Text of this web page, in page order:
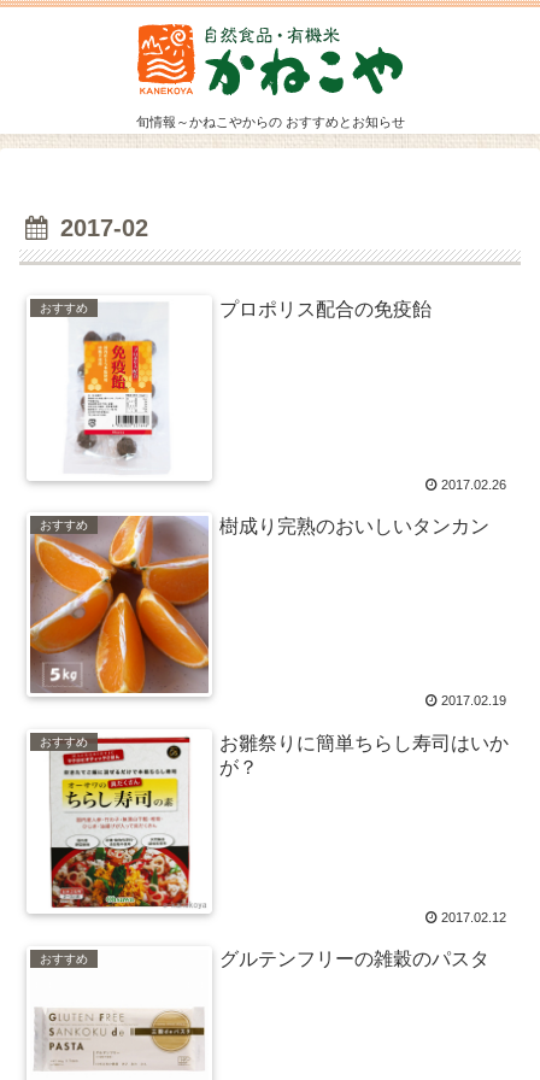
旬情報～かねこやからの おすすめとお知らせ
2017-02
おすすめ プロポリス配合の免疫飴
2017.02.26
おすすめ 樹成り完熟のおいしいタンカン
2017.02.19
おすすめ
お雛祭りに簡単ちらし寿司はいか
が？
2017.02.12
おすすめ グルテンフリーの雑穀のパスタ